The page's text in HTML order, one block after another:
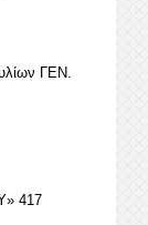
ΓΕΝ.
417